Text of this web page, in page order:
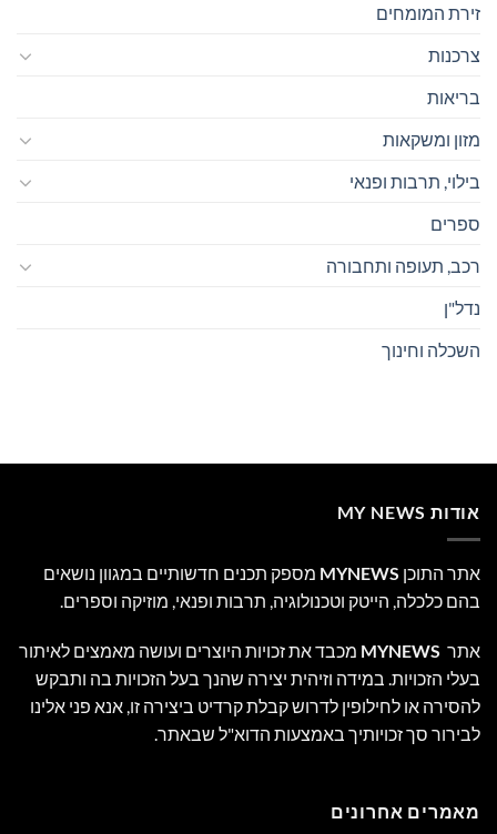
זירת המומחים
צרכנות
בריאות
מזון ומשקאות
בילוי, תרבות ופנאי
ספרים
רכב, תעופה ותחבורה
נדל"ן
השכלה וחינוך
אודות MY NEWS
אתר התוכן MYNEWS מספק תכנים חדשותיים במגוון נושאים
בהם כלכלה, הייטק וטכנולוגיה, תרבות ופנאי, מוזיקה וספרים.
אתר MYNEWS מכבד את זכויות היוצרים ועושה מאמצים לאיתור
בעלי הזכויות. במידה וזיהית יצירה שהנך בעל הזכויות בה ותבקש
להסירה או לחילופין לדרוש קבלת קרדיט ביצירה זו, אנא פני אלינו
לבירור סך זכויותיך באמצעות הדוא"ל שבאתר.
מאמרים אחרונים